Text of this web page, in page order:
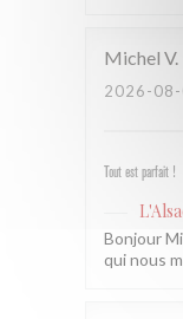
Michel V
2026-08-
Tout est parfait !
Bonjour
qui nous